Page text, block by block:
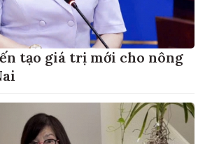
tạo giá trị mới cho nông